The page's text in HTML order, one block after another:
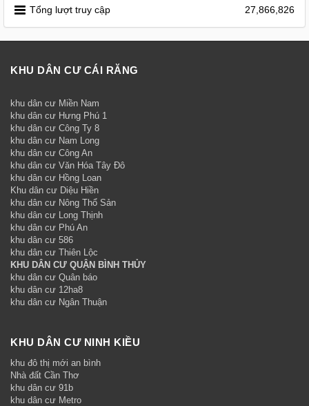
Tổng lượt truy cập
27,866,826
KHU DÂN CƯ CÁI RĂNG
khu dân cư Miền Nam
khu dân cư Hưng Phú 1
khu dân cư Công Ty 8
khu dân cư Nam Long
khu dân cư Công An
khu dân cư Văn Hóa Tây Đô
khu dân cư Hồng Loan
Khu dân cư Diệu Hiền
khu dân cư Nông Thổ Sản
khu dân cư Long Thịnh
khu dân cư Phú An
khu dân cư 586
khu dân cư Thiên Lộc
KHU DÂN CƯ QUẬN BÌNH THỦY
khu dân cư Quân báo
khu dân cư 12ha8
khu dân cư Ngân Thuận
KHU DÂN CƯ NINH KIỀU
khu đô thị mới an bình
Nhà đất Cần Thơ
khu dân cư 91b
khu dân cư Metro